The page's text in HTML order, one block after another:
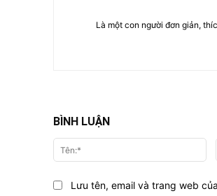
Là một con người đơn giản,
BÌNH LUẬN
Lưu tên, email và trang web